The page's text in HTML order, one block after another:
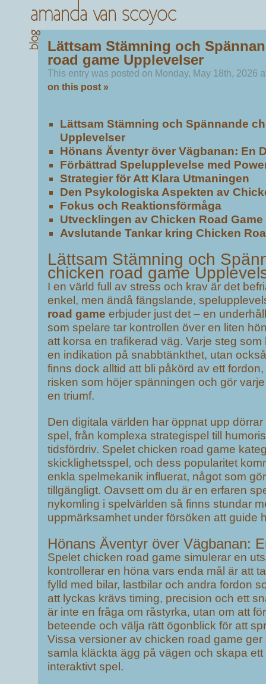
Lättsam Stämning och
road game Upplevelser
This entry was posted on Monday, May 18th, 2026
on this post »
Lättsam Stämning och Spännande
Upplevelser
Hönans Äventyr över Vägbanan: En
Förbättrad Spelupplevelse med
Strategier för Att Klara Utmaningen
Den Psykologiska Aspekten av
Fokus och Reaktionsförmåga
Utvecklingen av Chicken Road
Avslutande Tankar kring Chicken
Lättsam Stämning och
chicken road game
I en värld full av stress och krav är det
enkel, men ändå fängslande,
road game erbjuder just det – en
som spelare tar kontrollen över en liten
att korsa en trafikerad väg. Varje steg
en indikation på snabbtänkthet, utan
finns dock alltid att bli påkörd av ett
risken som höjer spänningen och gör
en triumf.
Den digitala världen har öppnat upp
spel, från komplexa strategispel till
tidsfördriv. Spelet chicken road game
skicklighetsspel, och dess popularitet
enkla spelmekanik influerat, något som
tillgängligt. Oavsett om du är en erfaren
nykomling i spelvärlden så finns stundar
uppmärksamhet under försöken att guide
Hönans Äventyr över Vägbanan:
Spelet chicken road game simulerar en
kontrollerar en höna vars enda mål är att
fylld med bilar, lastbilar och andra fordon
att lyckas krävs timing, precision och ett
är inte en fråga om råstyrka, utan om att
beteende och välja rätt ögonblick för att
Vissa versioner av chicken road game ger
samla kläckta ägg på vägen och skapa ett
interaktivt spel.